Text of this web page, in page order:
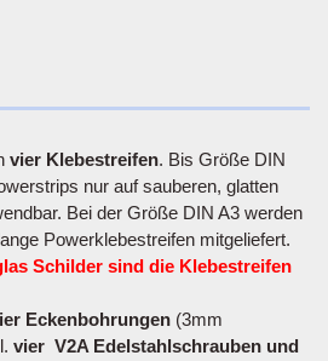
vier Klebestreifen. Bis Größe DIN
nur auf sauberen, glatten
Bei der Größe DIN A3 werden
Powerklebestreifen mitgeliefert.
Schilder sind die Klebestreifen
Eckenbohrungen (3mm
vier V2A Edelstahlschrauben und